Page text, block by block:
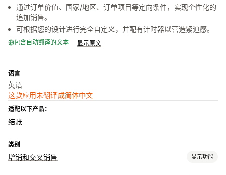
通过订单价值、国家/地区、订单项目等定向条件，实现个性化的
追加销售。
可根据您的设计进行完全自定义，并配有计时器以营造紧迫感。
包含自动翻译的文本 显示原文
语言
英语
这款应用未翻译成简体中文
适配以下产品：
结账
类别
增销和交叉销售 显示功能